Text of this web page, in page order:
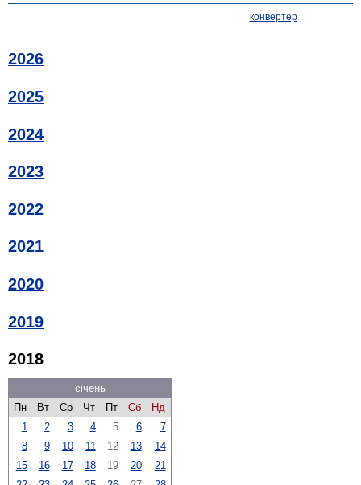
конвертер
2026
2025
2024
2023
2022
2021
2020
2019
2018
січень
Пн
Вт Ср Чт Пт Сб
Нд
1
2 3 4 5 6
7
8
9 10 11 12 13
14
15
16 17 18 19 20
21